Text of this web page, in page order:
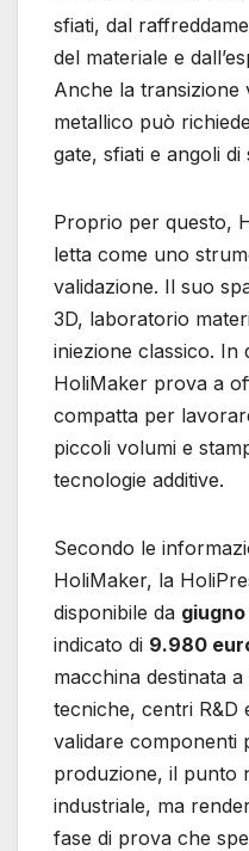
sfiati, dal
del materiale e
Anche la transizione
metallico può
gate, sfiati e angoli di
Proprio per questo,
letta come uno
validazione. Il suo
3D, laboratorio
iniezione classico. In
HoliMaker prova a
compatta per
piccoli volumi e
tecnologie additive.
Secondo le
HoliMaker, la
disponibile da
indicato di 9.980
macchina destinata
tecniche, centri R&D
validare componenti
produzione, il punto
industriale, ma
fase di prova che